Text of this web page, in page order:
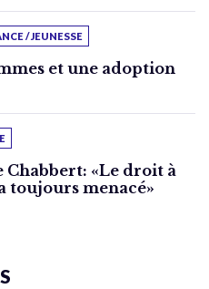
/ JEUNESSE
et une adoption
Chabbert: «Le droit à
toujours menacé»